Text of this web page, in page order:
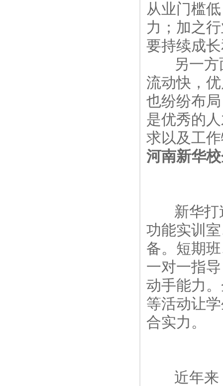
从业门槛
力；加之
要持续成
另一方
流动快，
也纷纷布
是优秀的
求以及工
河南新华
新华打
功能实训
备。短期
一对一指
动手能力
等活动让
合实力。
近年来，